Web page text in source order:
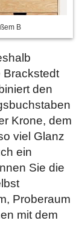
B
Brackstedt
den
Krone, dem
viel Glanz
ein
Sie die
Proberaum
mit dem